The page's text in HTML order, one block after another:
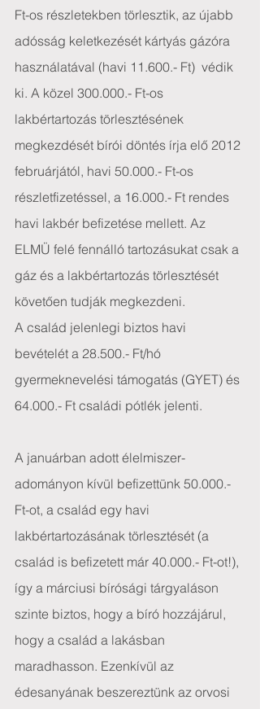
Ft-os részletekben törlesztik, az újabb
adósság keletkezését kártyás gázóra
használatával (havi 11.600.- Ft)  védik
ki. A közel 300.000.- Ft-os
lakbértartozás törlesztésének
megkezdését bírói döntés írja elő 2012
februárjától, havi 50.000.- Ft-os
részletfizetéssel, a 16.000.- Ft rendes
havi lakbér befizetése mellett. Az
ELMÜ felé fennálló tartozásukat csak a
gáz és a lakbértartozás törlesztését
követően tudják megkezdeni.
A család jelenlegi biztos havi
bevételét a 28.500.- Ft/hó
gyermeknevelési támogatás (GYET) és
64.000.- Ft családi pótlék jelenti.
A januárban adott élelmiszer-
adományon kívül befizettünk 50.000.-
Ft-ot, a család egy havi
lakbértartozásának törlesztését (a
család is befizetett már 40.000.- Ft-ot!),
így a márciusi bírósági tárgyaláson
szinte biztos, hogy a bíró hozzájárul,
hogy a család a lakásban
maradhasson. Ezenkívül az
édesanyának beszereztünk az orvosi